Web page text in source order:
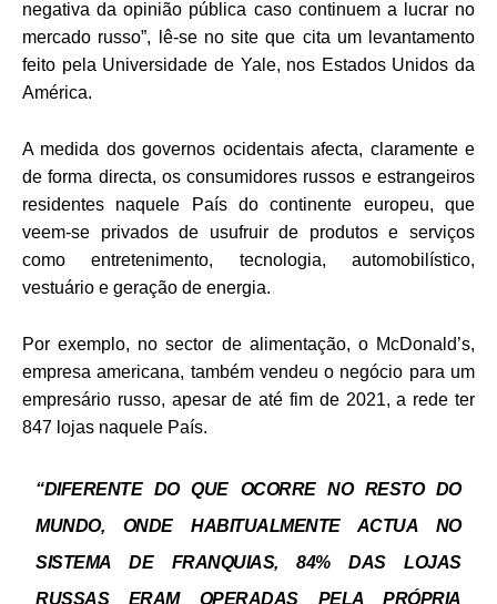
negativa da opinião pública caso continuem a lucrar no
mercado russo”, lê-se no site que cita um levantamento
feito pela Universidade de Yale, nos Estados Unidos da
América.
A medida dos governos ocidentais afecta, claramente e
de forma directa, os consumidores russos e estrangeiros
residentes naquele País do continente europeu, que
veem-se privados de usufruir de produtos e serviços
como entretenimento, tecnologia, automobilístico,
vestuário e geração de energia.
Por exemplo, no sector de alimentação, o McDonald’s,
empresa americana, também vendeu o negócio para um
empresário russo, apesar de até fim de 2021, a rede ter
847 lojas naquele País.
“DIFERENTE DO QUE OCORRE NO RESTO DO
MUNDO, ONDE HABITUALMENTE ACTUA NO
SISTEMA DE FRANQUIAS, 84% DAS LOJAS
RUSSAS ERAM OPERADAS PELA PRÓPRIA